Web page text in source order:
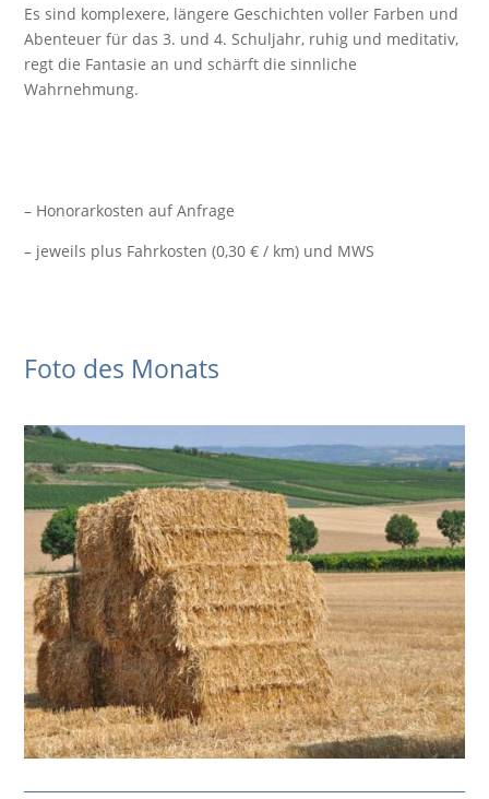
Es sind komplexere, längere Geschichten voller Farben und
Abenteuer für das 3. und 4. Schuljahr, ruhig und meditativ,
regt die Fantasie an und schärft die sinnliche
Wahrnehmung.
– Honorarkosten auf Anfrage
– jeweils plus Fahrkosten (0,30 € / km) und MWS
Foto des Monats